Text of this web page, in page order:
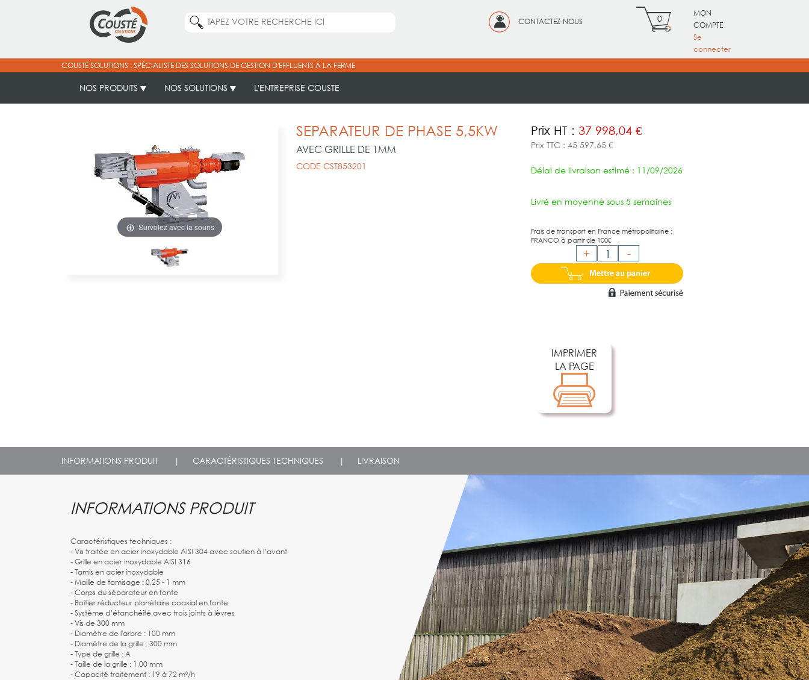
CONTACTEZ-NOUS 0
MON
COMPTE
Se
connecter
COUSTÉ SOLUTIONS : SPÉCIALISTE DES SOLUTIONS DE GESTION D'EFFLUENTS À LA FERME
NOS PRODUITS NOS SOLUTIONS L'ENTREPRISE COUSTE
Survolez avec la souris
SEPARATEUR DE PHASE 5,5KW
AVEC GRILLE DE 1MM
CODE CST853201
Prix HT : 37 998,04 €
Prix TTC : 45 597,65 €
Délai de livraison estimé : 11/09/2026
Livré en moyenne sous 5 semaines
Frais de transport en France métropolitaine :
FRANCO à partir de 100€
+ -
IMPRIMER
LA PAGE
INFORMATIONS PRODUIT | CARACTÉRISTIQUES TECHNIQUES | LIVRAISON
INFORMATIONS PRODUIT
Caractéristiques techniques :
- Vis traitée en acier inoxydable AISI 304 avec soutien à l’avant
- Grille en acier inoxydable AISI 316
- Tamis en acier inoxydable
- Maille de tamisage : 0,25 - 1 mm
- Corps du séparateur en fonte
- Boitier réducteur planétaire coaxial en fonte
- Système d’étanchéité avec trois joints à lèvres
- Vis de 300 mm
- Diamètre de l'arbre : 100 mm
- Diamètre de la grille : 300 mm
- Type de grille : A
- Taille de la grille : 1,00 mm
- Capacité traitement : 19 à 72 m³/h